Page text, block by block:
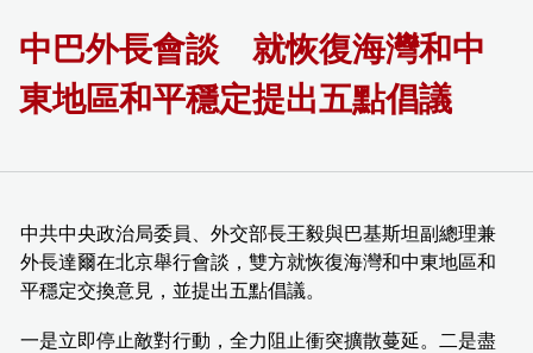
中巴外長會談 就恢復海灣和中
東地區和平穩定提出五點倡議
中共中央政治局委員、外交部長王毅與巴基斯坦副總理兼
外長達爾在北京舉行會談，雙方就恢復海灣和中東地區和
平穩定交換意見，並提出五點倡議。
一是立即停止敵對行動，全力阻止衝突擴散蔓延。二是盡